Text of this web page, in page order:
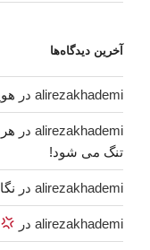
آخرین دیدگاه‌ها
alirezakhademi در
alirezakhademi در
تنگ می شود!
alirezakhademi در
alirezakhademi در